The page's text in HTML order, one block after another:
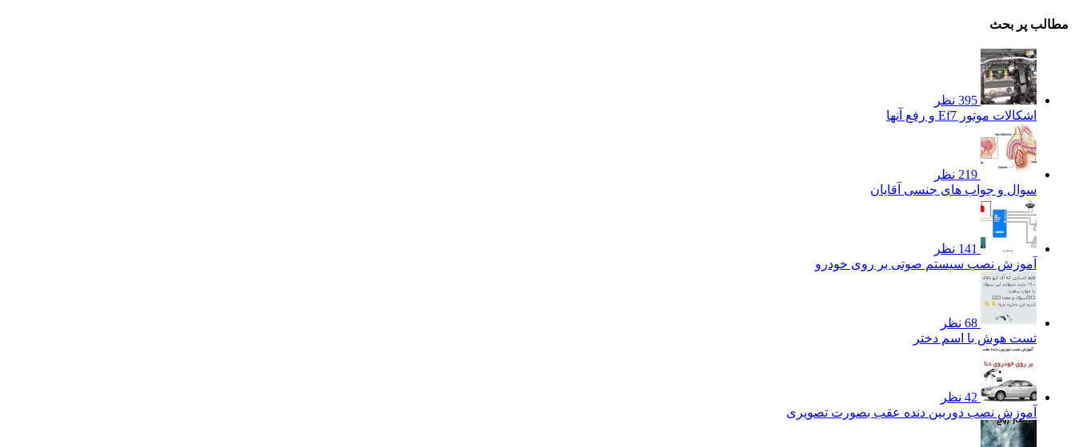
مطالب پر بحث
395 نظر
اشکالات موتور Ef7 و رفع آنها
219 نظر
سوال و جواب های جنسی آقایان
141 نظر
آموزش نصب سیستم صوتی بر روی خودرو
68 نظر
تست هوش با اسم دختر
42 نظر
آموزش نصب دوربین دنده عقب بصورت تصویری